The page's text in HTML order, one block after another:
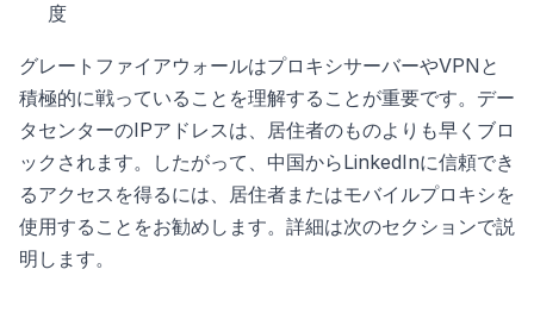
度
グレートファイアウォールはプロキシサーバーやVPNと
積極的に戦っていることを理解することが重要です。デー
タセンターのIPアドレスは、居住者のものよりも早くブロ
ックされます。したがって、中国からLinkedInに信頼でき
るアクセスを得るには、居住者またはモバイルプロキシを
使用することをお勧めします。詳細は次のセクションで説
明します。